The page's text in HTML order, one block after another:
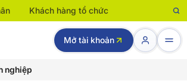
Khách hàng tổ chức
Mở tài khoản
nghiệp